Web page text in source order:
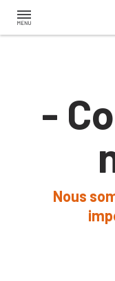
Aller
-
Nous